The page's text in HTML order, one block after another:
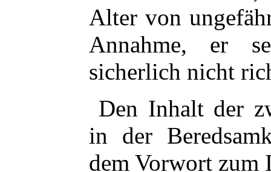
Alter von
Annahme, er
sicherlich nicht
Den Inhalt der
in der
dem Vorwort zum